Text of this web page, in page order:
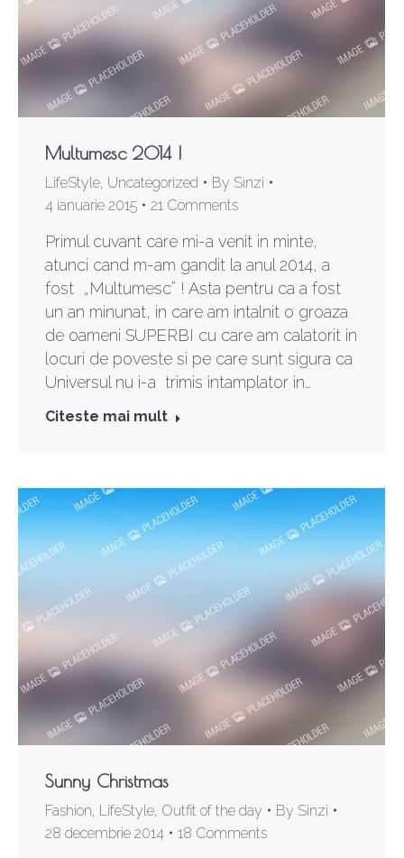
Multumesc 2014 !
LifeStyle, Uncategorized By Sinzi
4 ianuarie 2015
21 Comments
Primul cuvant care mi-a venit in minte,
atunci cand m-am gandit la anul 2014, a
fost „Multumesc” ! Asta pentru ca a fost
un an minunat, in care am intalnit o groaza
de oameni SUPERBI cu care am calatorit in
locuri de poveste si pe care sunt sigura ca
Universul nu i-a trimis intamplator in…
Citeste mai mult
Sunny Christmas
Fashion, LifeStyle, Outfit of the day By Sinzi
28 decembrie 2014
18 Comments